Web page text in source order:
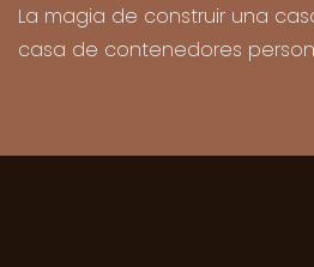
La magia de construir una
casa de contenedores